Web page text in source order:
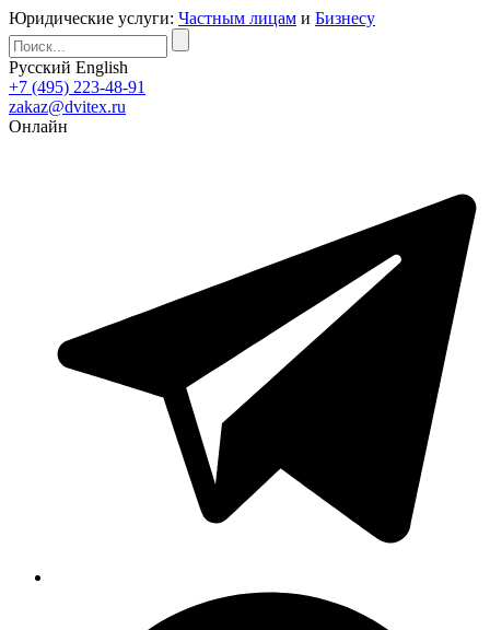
Юридические услуги: Частным лицам и Бизнесу
Русский English
+7 (495) 223-48-91
zakaz@dvitex.ru
Онлайн